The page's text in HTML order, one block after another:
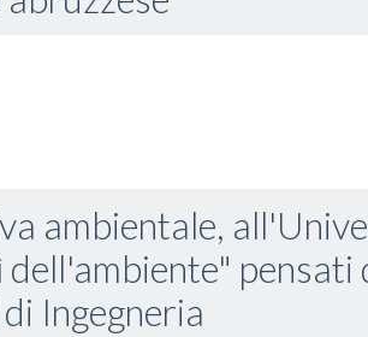
ambientale,
dell'ambiente" pensati
Ingegneria